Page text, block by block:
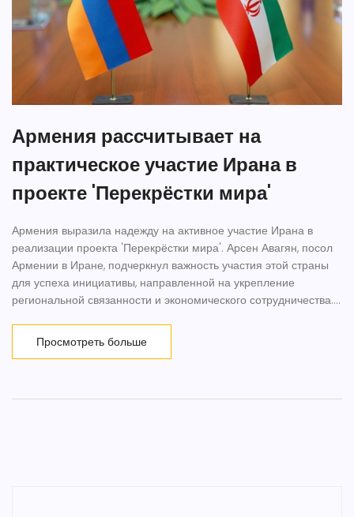
Армения рассчитывает на
практическое участие Ирана в
проекте 'Перекрёстки мира'
Армения выразила надежду на активное участие Ирана в
реализации проекта 'Перекрёстки мира'. Арсен Авагян, посол
Армении в Иране, подчеркнул важность участия этой страны
для успеха инициативы, направленной на укрепление
региональной связанности и экономического сотрудничества.
Армении в укреплении экономических и геополитических
связей с соседними государствами.
Просмотреть больше